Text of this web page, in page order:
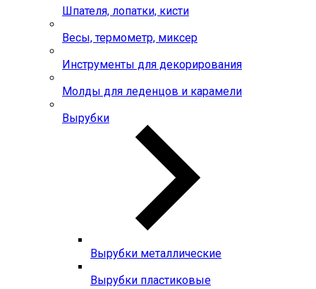
Шпателя, лопатки, кисти
Весы, термометр, миксер
Инструменты для декорирования
Молды для леденцов и карамели
Вырубки
Вырубки металлические
Вырубки пластиковые